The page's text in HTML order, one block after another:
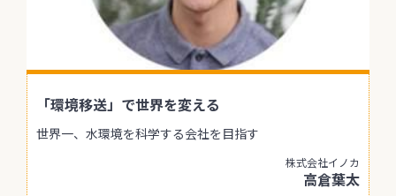
「環境移送」で世界を変える
世界一、水環境を科学する会社を目指す
株式会社イノカ
高倉葉太